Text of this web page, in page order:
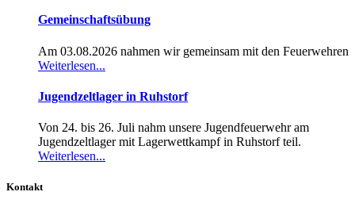
Gemeinschaftsübung
Am 03.08.2026 nahmen wir gemeinsam mit den Feuerwehren
Weiterlesen...
Jugendzeltlager in Ruhstorf
Von 24. bis 26. Juli nahm unsere Jugendfeuerwehr am
Jugendzeltlager mit Lagerwettkampf in Ruhstorf teil.
Weiterlesen...
Kontakt